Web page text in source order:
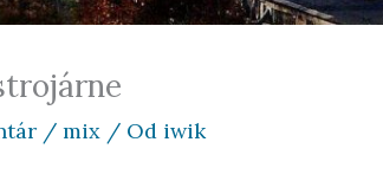
/mix / Od iwik